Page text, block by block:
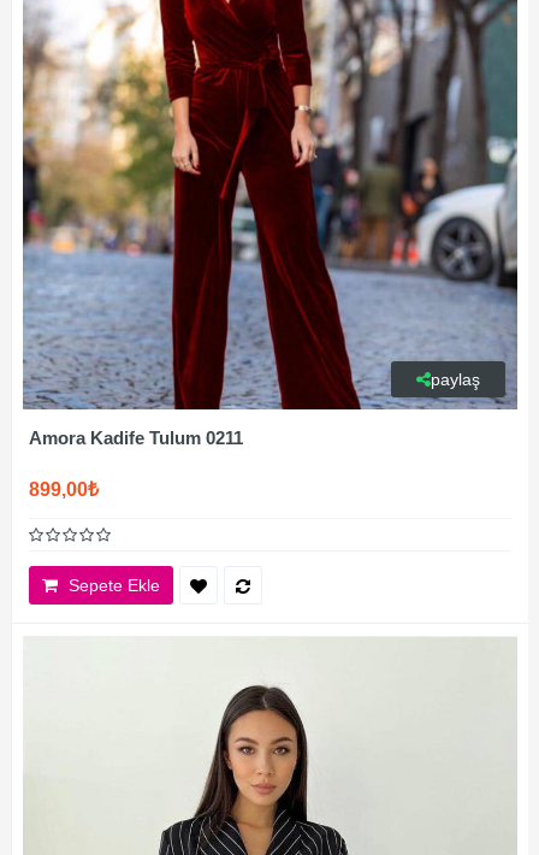
paylaş
Amora Kadife Tulum 0211
899,00₺
Sepete Ekle